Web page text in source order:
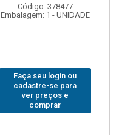
Código: 378477
Embalagem: 1 - UNIDADE
Faça seu login ou
cadastre-se para
ver preços e
comprar